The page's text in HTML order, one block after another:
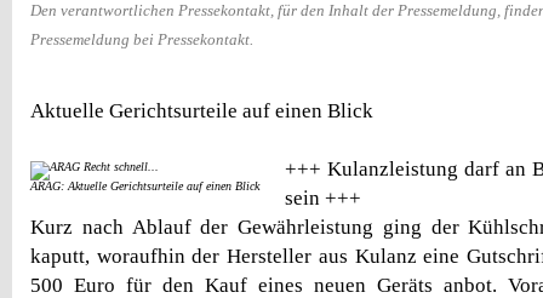
Den verantwortlichen Pressekontakt, für den Inhalt der Pressemeldung,
Pressemeldung bei Pressekontakt.
Aktuelle Gerichtsurteile auf einen Blick
ARAG: Aktuelle Gerichtsurteile auf einen Blick
+++ Kulanzleistung darf an
sein +++
Kurz nach Ablauf der Gewährleistung ging der
kaputt, woraufhin der Hersteller aus Kulanz eine
500 Euro für den Kauf eines neuen Geräts anbot.